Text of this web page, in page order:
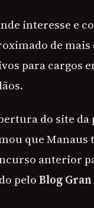
interesse e
de mais
para cargos
do site da
que Manaus
anterior
peloBlog